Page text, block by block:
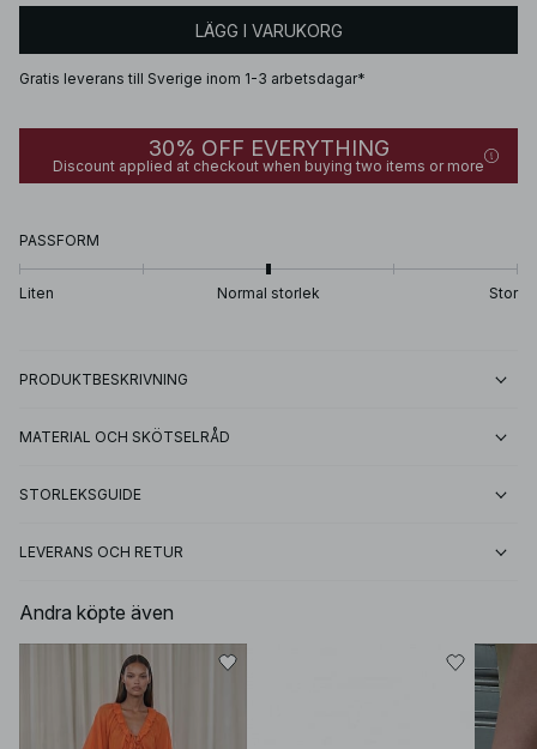
LÄGG I VARUKORG
Gratis leverans till Sverige inom 1-3 arbetsdagar*
30% OFF EVERYTHING
Discount applied at checkout when buying two items or more
PASSFORM
Liten Normal storlek Stor
PRODUKTBESKRIVNING
MATERIAL OCH SKÖTSELRÅD
STORLEKSGUIDE
LEVERANS OCH RETUR
Andra köpte även